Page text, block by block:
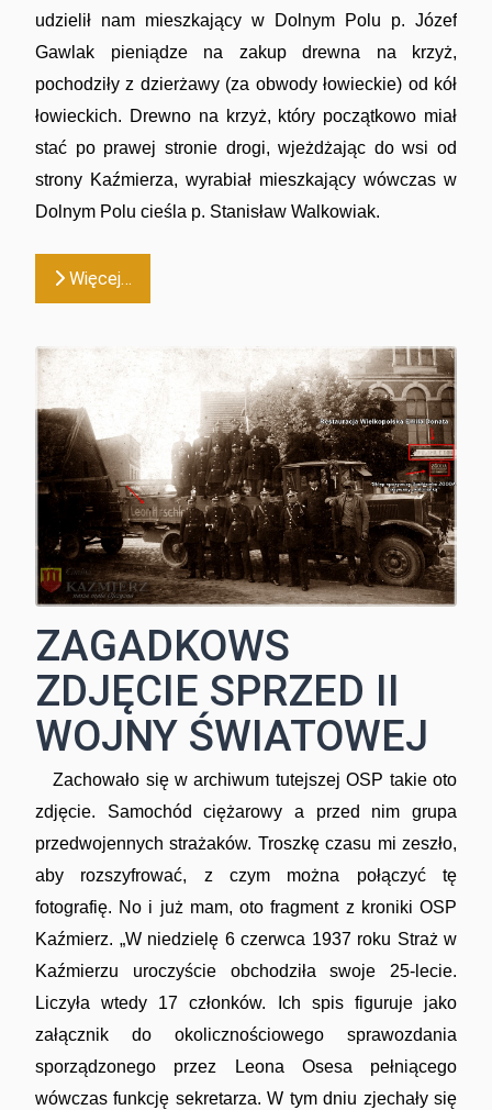
udzielił nam mieszkający w Dolnym Polu p. Józef
Gawlak pieniądze na zakup drewna na krzyż,
pochodziły z dzierżawy (za obwody łowieckie) od kół
łowieckich. Drewno na krzyż, który początkowo miał
stać po prawej stronie drogi, wjeżdżając do wsi od
strony Kaźmierza, wyrabiał mieszkający wówczas w
Dolnym Polu cieśla p. Stanisław Walkowiak.
Więcej…
ZAGADKOWS
ZDJĘCIE SPRZED II
WOJNY ŚWIATOWEJ
Zachowało się w archiwum tutejszej OSP takie oto
zdjęcie. Samochód ciężarowy a przed nim grupa
przedwojennych strażaków. Troszkę czasu mi zeszło,
aby rozszyfrować, z czym można połączyć tę
fotografię. No i już mam, oto fragment z kroniki OSP
Kaźmierz. „W niedzielę 6 czerwca 1937 roku Straż w
Kaźmierzu uroczyście obchodziła swoje 25-lecie.
Liczyła wtedy 17 członków. Ich spis figuruje jako
załącznik do okolicznościowego sprawozdania
sporządzonego przez Leona Osesa pełniącego
wówczas funkcję sekretarza. W tym dniu zjechały się